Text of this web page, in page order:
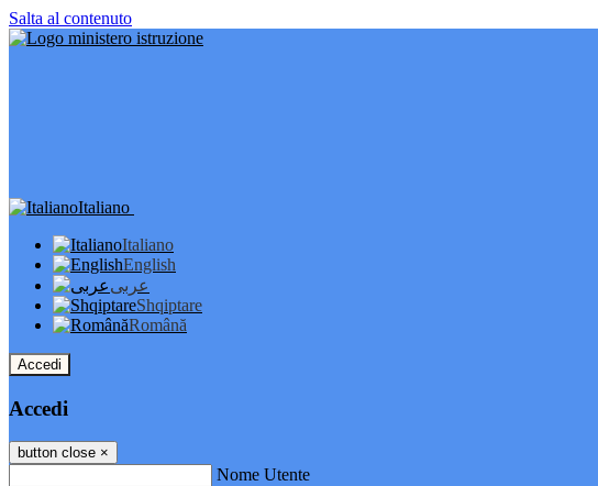
Salta al contenuto
Italiano
Italiano
English
عربى
Shqiptare
Română
Accedi
Accedi
button close ×
Nome Utente